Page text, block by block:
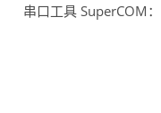
串口工具 SuperCOM：